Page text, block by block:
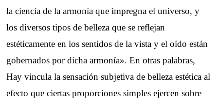
la ciencia de la armonía que impregna el universo, y
los diversos tipos de belleza que se reflejan
estéticamente en los sentidos de la vista y el oído están
gobernados por dicha armonía». En otras palabras,
Hay vincula la sensación subjetiva de belleza estética al
efecto que ciertas proporciones simples ejercen sobre